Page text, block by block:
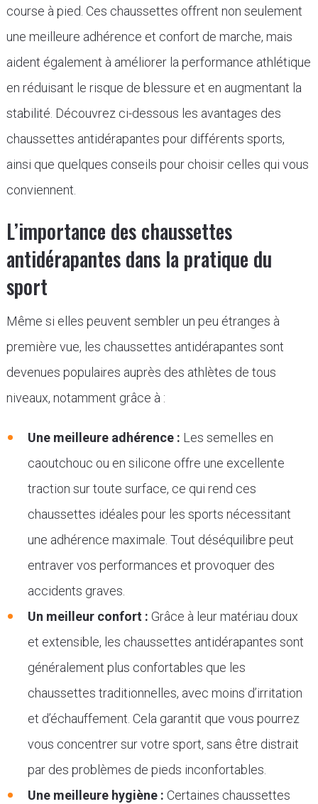
course à pied. Ces chaussettes offrent non seulement
une meilleure adhérence et confort de marche, mais
aident également à améliorer la performance athlétique
en réduisant le risque de blessure et en augmentant la
stabilité. Découvrez ci-dessous les avantages des
chaussettes antidérapantes pour différents sports,
ainsi que quelques conseils pour choisir celles qui vous
conviennent.
L’importance des chaussettes
antidérapantes dans la pratique du
sport
Même si elles peuvent sembler un peu étranges à
première vue, les chaussettes antidérapantes sont
devenues populaires auprès des athlètes de tous
niveaux, notamment grâce à :
Une meilleure adhérence : Les semelles en
caoutchouc ou en silicone offre une excellente
traction sur toute surface, ce qui rend ces
chaussettes idéales pour les sports nécessitant
une adhérence maximale. Tout déséquilibre peut
entraver vos performances et provoquer des
accidents graves.
Un meilleur confort : Grâce à leur matériau doux
et extensible, les chaussettes antidérapantes sont
généralement plus confortables que les
chaussettes traditionnelles, avec moins d’irritation
et d’échauffement. Cela garantit que vous pourrez
vous concentrer sur votre sport, sans être distrait
par des problèmes de pieds inconfortables.
Une meilleure hygiène : Certaines chaussettes